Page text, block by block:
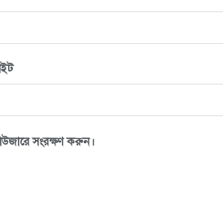
সংরক্ষণ করুন।